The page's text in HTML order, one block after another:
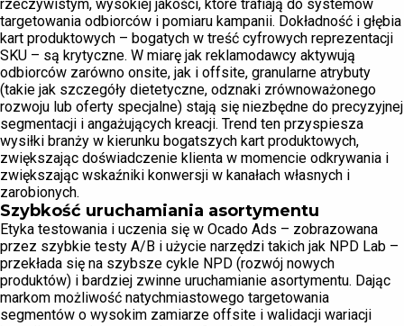
rzeczywistym, wysokiej jakości, które trafiają do systemów
targetowania odbiorców i pomiaru kampanii. Dokładność i głębia
kart produktowych – bogatych w treść cyfrowych reprezentacji
SKU – są krytyczne. W miarę jak reklamodawcy aktywują
odbiorców zarówno onsite, jak i offsite, granularne atrybuty
(takie jak szczegóły dietetyczne, odznaki zrównoważonego
rozwoju lub oferty specjalne) stają się niezbędne do precyzyjnej
segmentacji i angażujących kreacji. Trend ten przyspiesza
wysiłki branży w kierunku bogatszych kart produktowych,
zwiększając doświadczenie klienta w momencie odkrywania i
zwiększając wskaźniki konwersji w kanałach własnych i
zarobionych.
Szybkość uruchamiania asortymentu
Etyka testowania i uczenia się w Ocado Ads – zobrazowana
przez szybkie testy A/B i użycie narzędzi takich jak NPD Lab –
przekłada się na szybsze cykle NPD (rozwój nowych
produktów) i bardziej zwinne uruchamianie asortymentu. Dając
markom możliwość natychmiastowego targetowania
segmentów o wysokim zamiarze offsite i walidacji wariacji